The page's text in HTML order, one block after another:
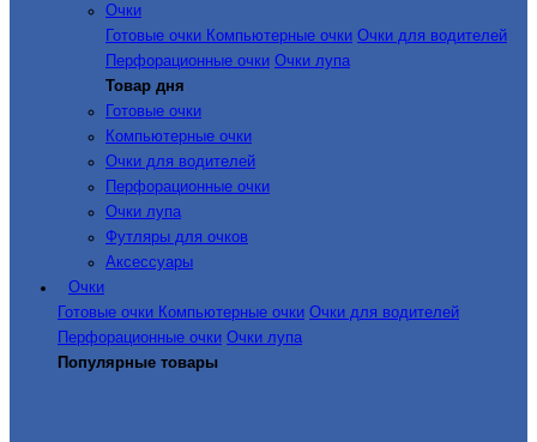
Очки
Готовые очки Компьютерные очки Очки для водителей
Перфорационные очки Очки лупа
Товар дня
Готовые очки
Компьютерные очки
Очки для водителей
Перфорационные очки
Очки лупа
Футляры для очков
Аксессуары
Очки
Готовые очки Компьютерные очки Очки для водителей
Перфорационные очки Очки лупа
Популярные товары